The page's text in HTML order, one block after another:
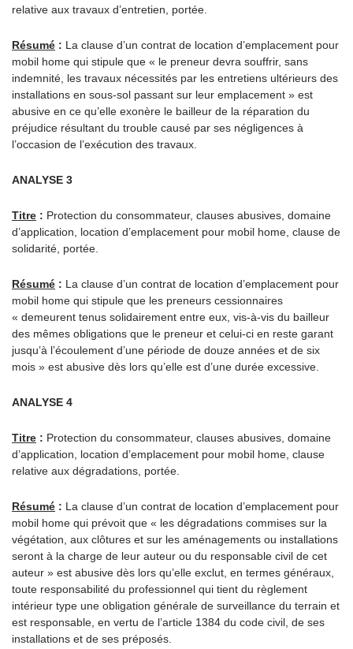
relative aux travaux d’entretien, portée.
Résumé : La clause d’un contrat de location d’emplacement pour
mobil home qui stipule que « le preneur devra souffrir, sans
indemnité, les travaux nécessités par les entretiens ultérieurs des
installations en sous-sol passant sur leur emplacement » est
abusive en ce qu’elle exonère le bailleur de la réparation du
préjudice résultant du trouble causé par ses négligences à
l’occasion de l’exécution des travaux.
ANALYSE 3
Titre : Protection du consommateur, clauses abusives, domaine
d’application, location d’emplacement pour mobil home, clause de
solidarité, portée.
Résumé : La clause d’un contrat de location d’emplacement pour
mobil home qui stipule que les preneurs cessionnaires
« demeurent tenus solidairement entre eux, vis-à-vis du bailleur
des mêmes obligations que le preneur et celui-ci en reste garant
jusqu’à l’écoulement d’une période de douze années et de six
mois » est abusive dès lors qu’elle est d’une durée excessive.
ANALYSE 4
Titre : Protection du consommateur, clauses abusives, domaine
d’application, location d’emplacement pour mobil home, clause
relative aux dégradations, portée.
Résumé : La clause d’un contrat de location d’emplacement pour
mobil home qui prévoit que « les dégradations commises sur la
végétation, aux clôtures et sur les aménagements ou installations
seront à la charge de leur auteur ou du responsable civil de cet
auteur » est abusive dès lors qu’elle exclut, en termes généraux,
toute responsabilité du professionnel qui tient du règlement
intérieur type une obligation générale de surveillance du terrain et
est responsable, en vertu de l’article 1384 du code civil, de ses
installations et de ses préposés.